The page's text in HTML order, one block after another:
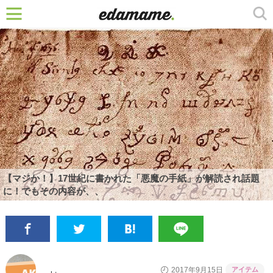
【マジか！】17世紀に書かれた「悪魔の手紙」が解読され話題
に！でもその内容が、、
2017年9月15日 アイテム